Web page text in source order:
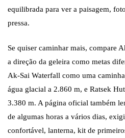
equilibrada para ver a paisagem,
pressa.
Se quiser caminhar mais, compare
a direção da geleira como metas
Ak-Sai Waterfall como uma
água glacial a 2.860 m, e Ratsek
3.380 m. A página oficial também
de algumas horas a vários dias,
confortável, lanterna, kit de